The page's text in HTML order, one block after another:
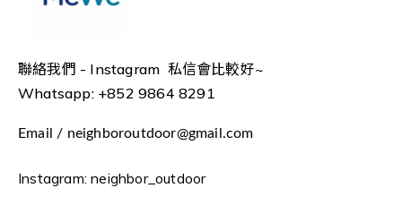
聯絡我們 - Instagram 私信會比較好~
Whatsapp: +852 9864 8291
Email / neighboroutdoor@gmail.com
Instagram: neighbor_outdoor